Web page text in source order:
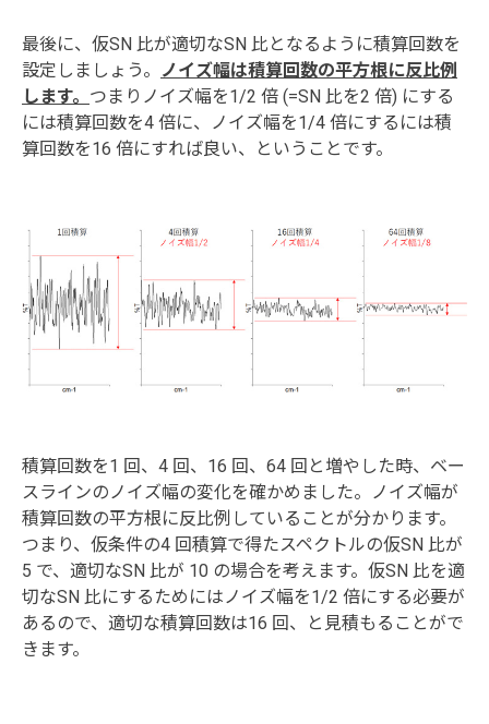
最後に、仮SN 比が適切なSN 比となるように積算回数を
設定しましょう。
ノイズ幅は積算回数の平方根に反比例
します。 つまりノイズ幅を1/2 倍 (=SN 比を2 倍) にする
には積算回数を4 倍に、ノイズ幅を1/4 倍にするには積
算回数を16 倍にすれば良い、ということです。
積算回数を1 回、4 回、16 回、64 回と増やした時、ベー
スラインのノイズ幅の変化を確かめました。ノイズ幅が
積算回数の平方根に反比例していることが分かります。
つまり、仮条件の4 回積算で得たスペクトルの仮SN 比が
5 で、適切なSN 比が 10 の場合を考えます。仮SN 比を適
切なSN 比にするためにはノイズ幅を1/2 倍にする必要が
あるので、適切な積算回数は16 回、と見積もることがで
きます。